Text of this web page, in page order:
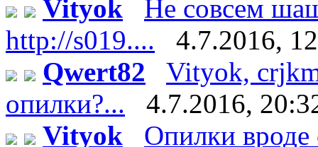
Vityok
Не совсем
http://s019....
4.7.2016,
Qwert82
Vityok,
опилки?...
4.7.2016,
Vityok
Опилки вроде